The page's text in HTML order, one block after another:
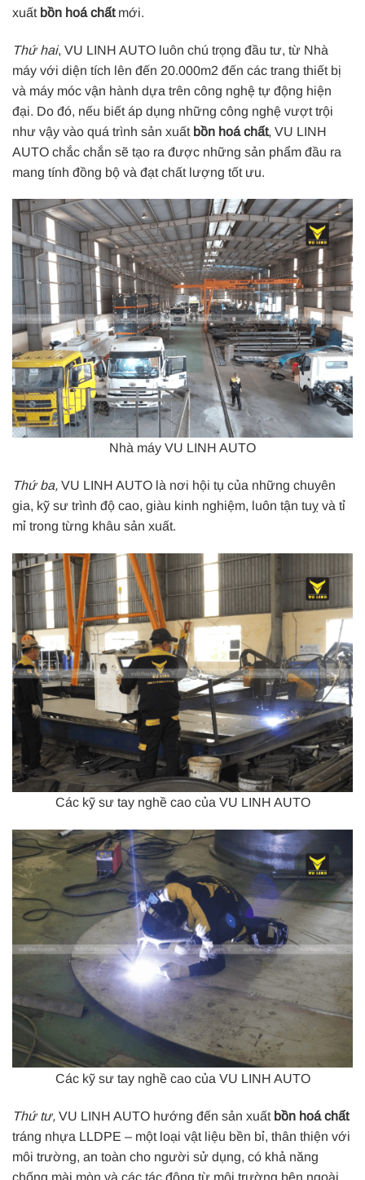
xuất bồn hoá chấtmới.
Thứ hai, VU LINH AUTO luôn chú trọng đầu tư, từ Nhà
máy với diện tích lên đến 20.000m2 đến các trang thiết bị
và máy móc vận hành dựa trên công nghệ tự động hiện
đại. Do đó, nếu biết áp dụng những công nghệ vượt trội
như vậy vào quá trình sản xuất bồn hoá chất, VU LINH
AUTO chắc chắn sẽ tạo ra được những sản phẩm đầu ra
mang tính đồng bộ và đạt chất lượng tốt ưu.
Nhà máy VU LINH AUTO
Thứ ba, VU LINH AUTO là nơi hội tụ của những chuyên
gia, kỹ sư trình độ cao, giàu kinh nghiệm, luôn tận tuỵ và tỉ
mỉ trong từng khâu sản xuất.
Các kỹ sư tay nghề cao của VU LINH AUTO
Các kỹ sư tay nghề cao của VU LINH AUTO
Thứ tư, VU LINH AUTO hướng đến sản xuất bồn hoá chất
tráng nhựa LLDPE – một loại vật liệu bền bỉ, thân thiện với
môi trường, an toàn cho người sử dụng, có khả năng
chống mài mòn và các tác động từ môi trường bên ngoài.